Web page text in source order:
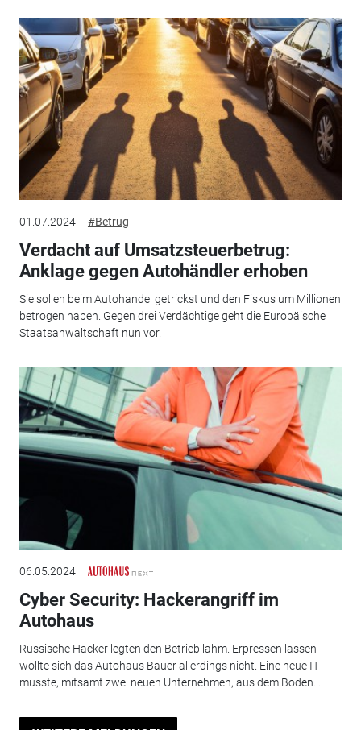
01.07.2024 #Betrug
Verdacht auf Umsatzsteuerbetrug:
Anklage gegen Autohändler erhoben
Sie sollen beim Autohandel getrickst und den Fiskus um Millionen
betrogen haben. Gegen drei Verdächtige geht die Europäische
Staatsanwaltschaft nun vor.
06.05.2024
Cyber Security: Hackerangriff im
Autohaus
Russische Hacker legten den Betrieb lahm. Erpressen lassen
wollte sich das Autohaus Bauer allerdings nicht. Eine neue IT
musste, mitsamt zwei neuen Unternehmen, aus dem Boden...